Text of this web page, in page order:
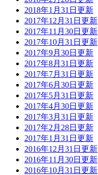
2018年1月31日更新
2017年12月31日更新
2017年11月30日更新
2017年10月31日更新
2017年9月30日更新
2017年8月31日更新
2017年7月31日更新
2017年6月30日更新
2017年5月31日更新
2017年4月30日更新
2017年3月31日更新
2017年2月28日更新
2017年1月31日更新
2016年12月31日更新
2016年11月30日更新
2016年10月31日更新